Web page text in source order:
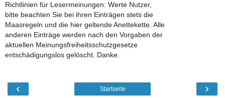
Richtlinien für Lesermeinungen: Werte Nutzer,
bitte beachten Sie bei ihren Einträgen stets die
Maasregeln und die hier geltende Anettekette. Alle
anderen Einträge werden nach den Vorgaben der
aktuellen Meinungsfreiheitsschutzgesetze
entschädigungslos gelöscht. Danke.
‹ ›
Startseite